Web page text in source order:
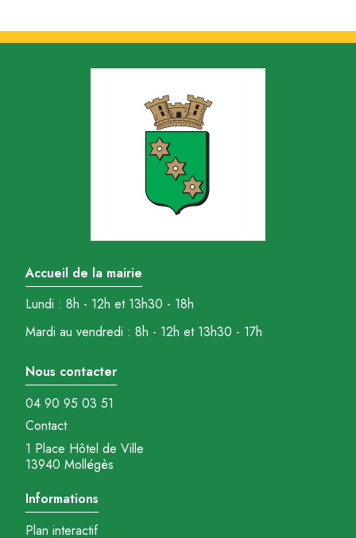
Accueil de la mairie
Lundi : 8h - 12h et 13h30 - 18h
Mardi au vendredi : 8h - 12h et 13h30 - 17h
Nous contacter
04 90 95 03 51
Contact
1 Place Hôtel de Ville
13940 Mollégès
Informations
Plan interactif